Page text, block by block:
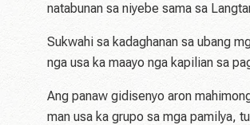
natabunan sa niyebe sama sa
Sukwahi sa kadaghanan sa ubang
nga usa ka maayo nga kapilian sa
Ang panaw gidisenyo aron
man usa ka grupo sa mga pamilya,